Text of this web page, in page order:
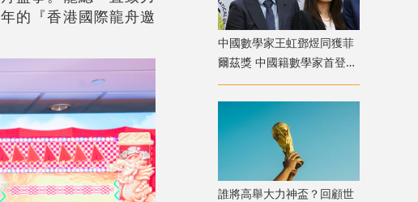
的『香港國際龍舟邀
中國數學家王虹鄧煜同獲菲
爾茲獎 中國籍數學家首登數
學榮耀之巔
誰將高舉大力神盃？回顧世